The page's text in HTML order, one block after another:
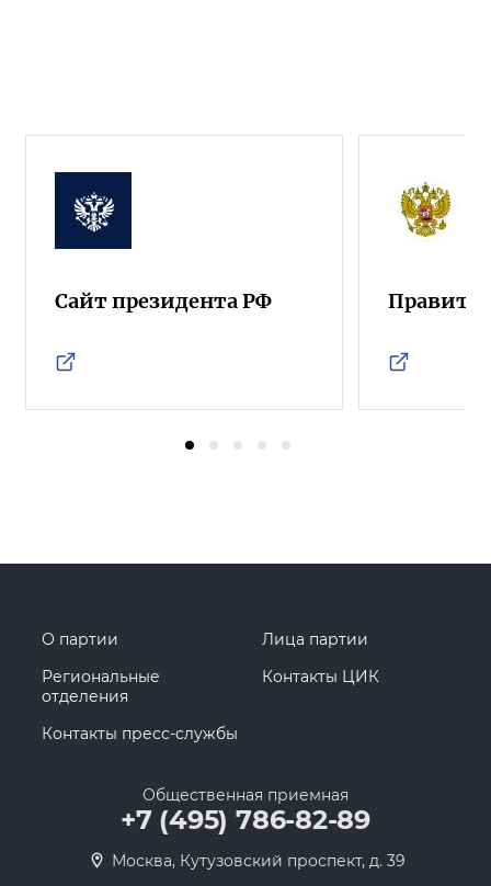
Сайт президента РФ
О партии
Лица партии
Региональные
отделения
Контакты ЦИК
Контакты пресс-службы
Общественная приемная
+7 (495) 786-82-89
Москва, Кутузовский проспект, д. 39